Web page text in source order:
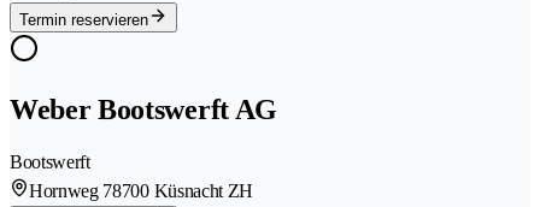
Termin reservieren
Weber Bootswerft AG
Bootswerft
Hornweg 78700 Küsnacht ZH